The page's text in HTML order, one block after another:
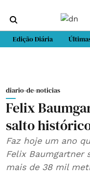
Edição Diária
diario-de-noticias
Felix
salto
Faz hoje um ano
Felix Baumgartner
mais de 38 mil